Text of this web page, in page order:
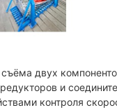
съёма двух
и
контроля